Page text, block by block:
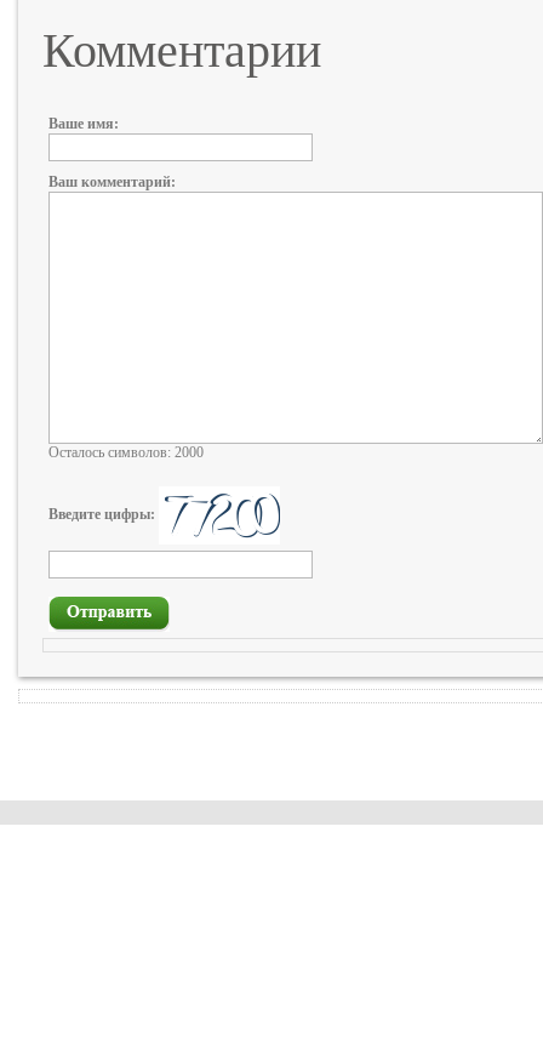
Комментарии
Ваше имя:
Ваш комментарий:
Осталось символов: 2000
Введите цифры: